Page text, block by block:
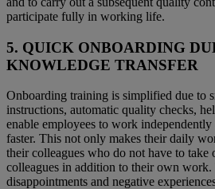
participate fully in working life.
5. QUICK ONBOARDING
KNOWLEDGE TRANSFER
Onboarding training is simplified due to
instructions, automatic quality checks,
enable employees to work
faster. This not only makes their daily
their colleagues who do not have to
colleagues in addition to their own work.
disappointments and negative